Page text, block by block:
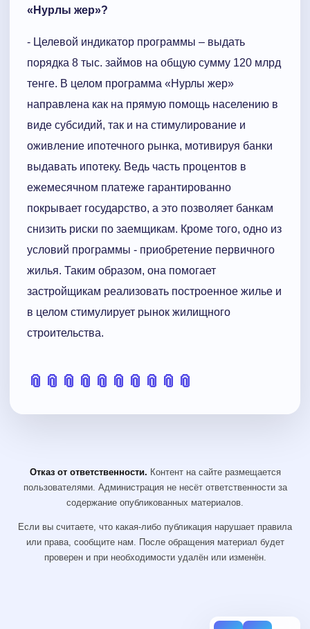
«Нурлы жер»?
- Целевой индикатор программы – выдать
порядка 8 тыс. займов на общую сумму 120 млрд
тенге. В целом программа «Нурлы жер»
направлена как на прямую помощь населению в
виде субсидий, так и на стимулирование и
оживление ипотечного рынка, мотивируя банки
выдавать ипотеку. Ведь часть процентов в
ежемесячном платеже гарантированно
покрывает государство, а это позволяет банкам
снизить риски по заемщикам. Кроме того, одно из
условий программы - приобретение первичного
жилья. Таким образом, она помогает
застройщикам реализовать построенное жилье и
в целом стимулирует рынок жилищного
строительства.
📎 📎 📎 📎 📎 📎 📎 📎 📎 📎
Отказ от ответственности. Контент на сайте размещается
пользователями. Администрация не несёт ответственности за
содержание опубликованных материалов.
Если вы считаете, что какая-либо публикация нарушает правила
или права, сообщите нам. После обращения материал будет
проверен и при необходимости удалён или изменён.